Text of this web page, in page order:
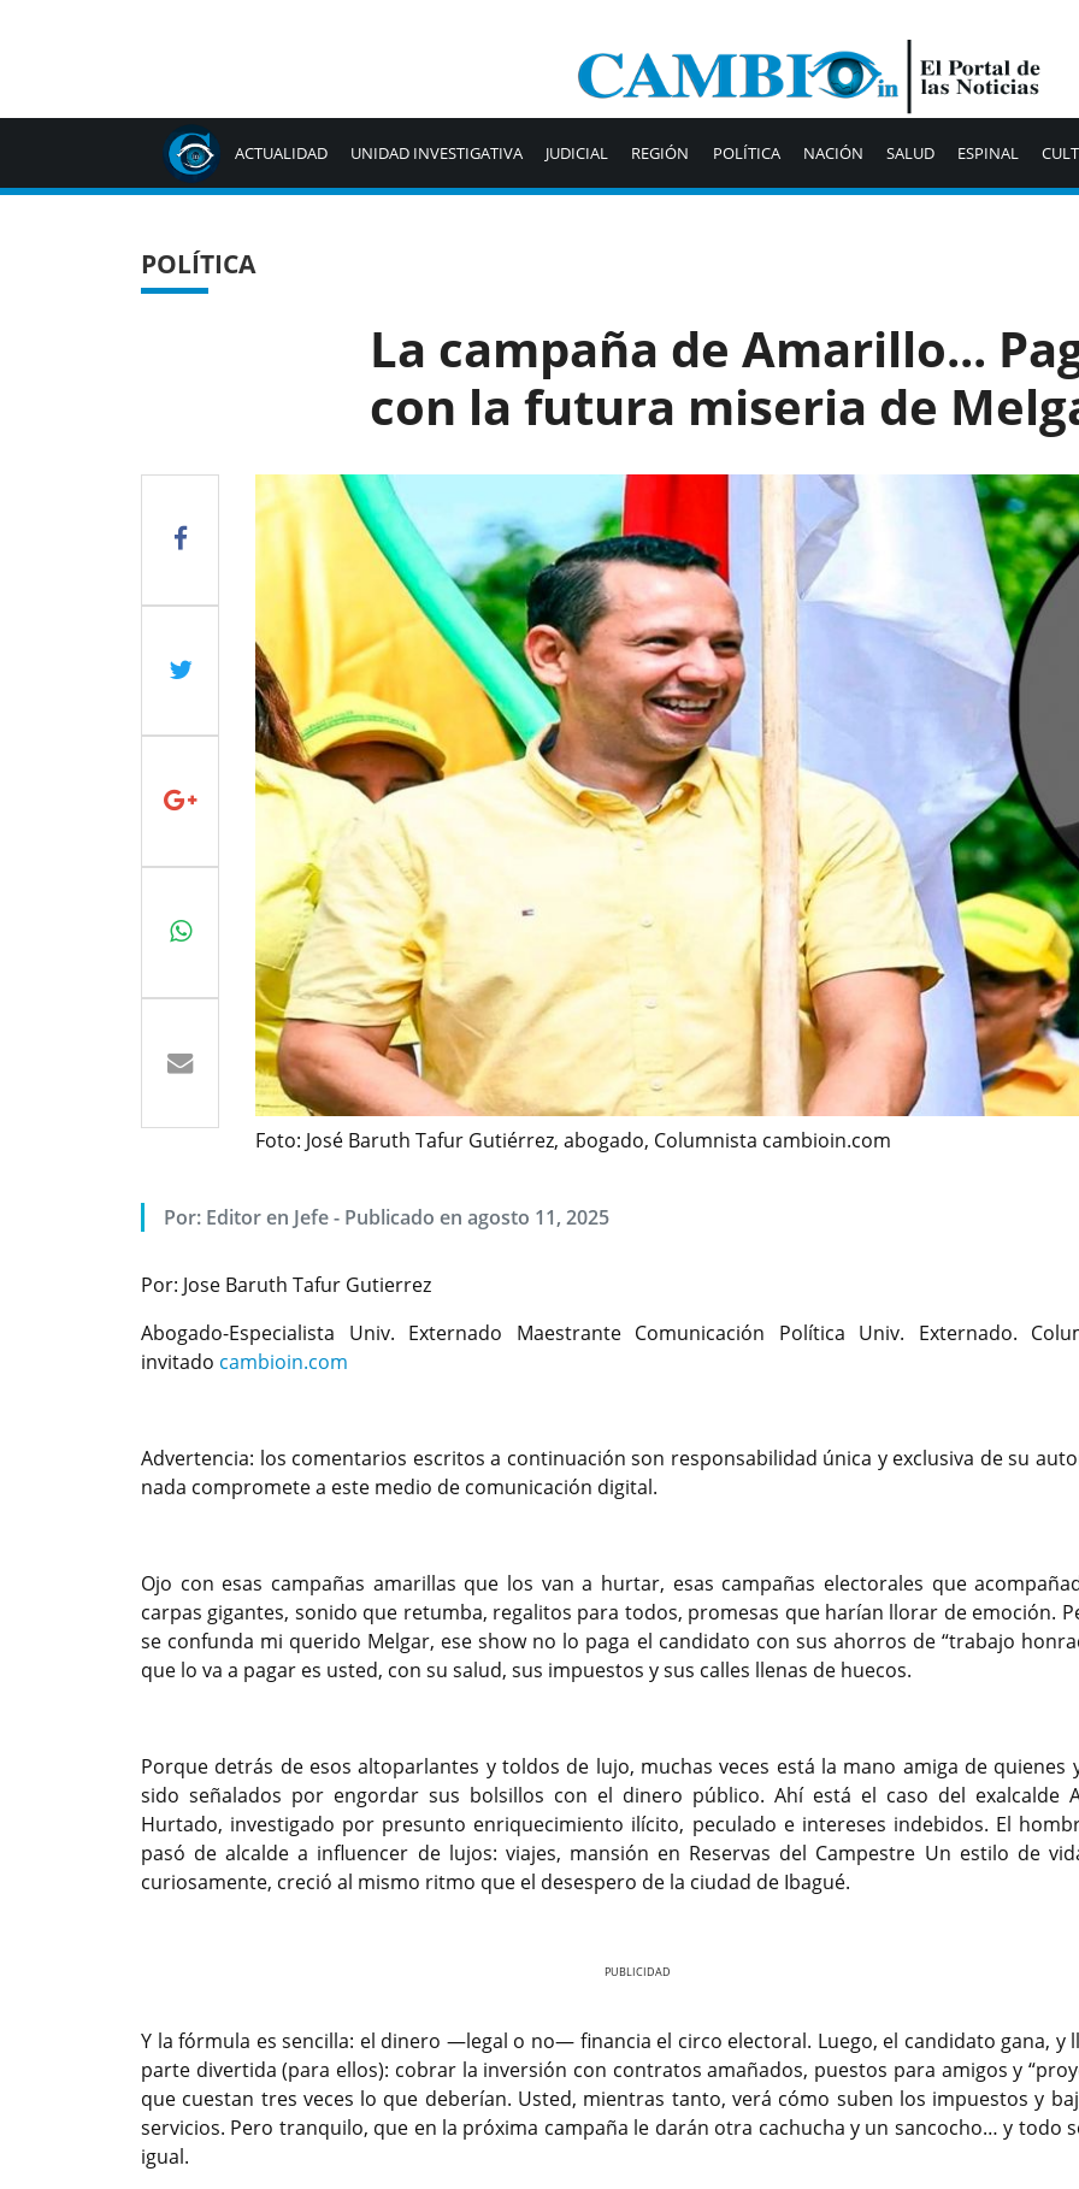
ACTUALIDAD UNIDAD INVESTIGATIVA JUDICIAL REGIÓN POLÍTICA NACIÓN SALUD ESPINAL
POLÍTICA
La campaña de Amarillo...
con la futura miseria de
Foto: José Baruth Tafur Gutiérrez, abogado, Columnista cambioin.com
Por: Editor en Jefe - Publicado en agosto 11, 2025
Por: Jose Baruth Tafur Gutierrez
Abogado-Especialista Univ. Externado Maestrante Comunicación Política Univ. Externado.
invitado cambioin.com
Advertencia: los comentarios escritos a continuación son responsabilidad única y exclusiva de su
nada compromete a este medio de comunicación digital.
Ojo con esas campañas amarillas que los van a hurtar, esas campañas electorales que
carpas gigantes, sonido que retumba, regalitos para todos, promesas que harían llorar de emoción.
se confunda mi querido Melgar, ese show no lo paga el candidato con sus ahorros de “trabajo
que lo va a pagar es usted, con su salud, sus impuestos y sus calles llenas de huecos.
Porque detrás de esos altoparlantes y toldos de lujo, muchas veces está la mano amiga de quienes
sido señalados por engordar sus bolsillos con el dinero público. Ahí está el caso del exalcalde
Hurtado, investigado por presunto enriquecimiento ilícito, peculado e intereses indebidos. El
pasó de alcalde a influencer de lujos: viajes, mansión en Reservas del Campestre Un estilo de
curiosamente, creció al mismo ritmo que el desespero de la ciudad de Ibagué.
Y la fórmula es sencilla: el dinero —legal o no— financia el circo electoral. Luego, el candidato gana, y
parte divertida (para ellos): cobrar la inversión con contratos amañados, puestos para amigos y
que cuestan tres veces lo que deberían. Usted, mientras tanto, verá cómo suben los impuestos y
servicios. Pero tranquilo, que en la próxima campaña le darán otra cachucha y un sancocho… y todo
igual.